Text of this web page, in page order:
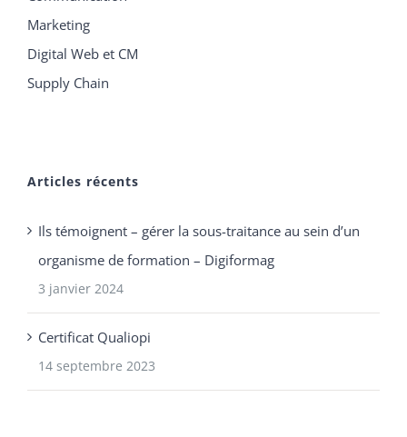
Marketing
Digital Web et CM
Supply Chain
Articles récents
Ils témoignent – gérer la sous-traitance au sein d’un
organisme de formation – Digiformag
3 janvier 2024
Certificat Qualiopi
14 septembre 2023